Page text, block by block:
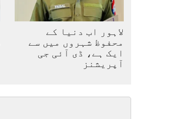
لاہور اب دنیا کے
محفوظ شہروں میں سے
ایک ہے، ڈی آئی جی
آپریشنز